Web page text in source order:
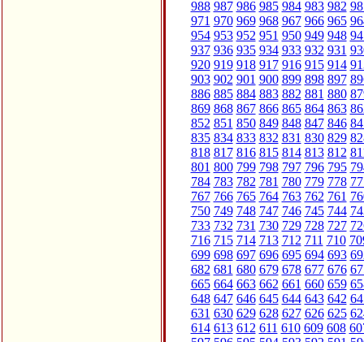
988 987 986 985 984 983 982
971 970 969 968 967 966 965
954 953 952 951 950 949 948
937 936 935 934 933 932 931
920 919 918 917 916 915 914
903 902 901 900 899 898 897
886 885 884 883 882 881 880
869 868 867 866 865 864 863
852 851 850 849 848 847 846
835 834 833 832 831 830 829
818 817 816 815 814 813 812
801 800 799 798 797 796 795
784 783 782 781 780 779 778
767 766 765 764 763 762 761
750 749 748 747 746 745 744
733 732 731 730 729 728 727
716 715 714 713 712 711 710
699 698 697 696 695 694 693
682 681 680 679 678 677 676
665 664 663 662 661 660 659
648 647 646 645 644 643 642
631 630 629 628 627 626 625
614 613 612 611 610 609 608